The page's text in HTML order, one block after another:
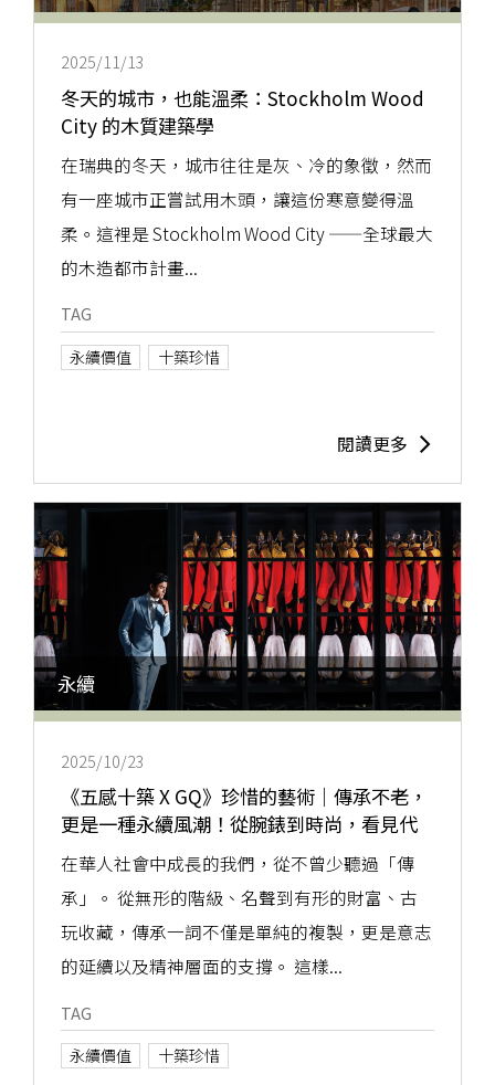
2025/11/13
冬天的城市，也能溫柔：Stockholm Wood
City 的木質建築學
在瑞典的冬天，城市往往是灰、冷的象徵，然而
有一座城市正嘗試用木頭，讓這份寒意變得溫
柔。這裡是 Stockholm Wood City ——全球最大
的木造都市計畫...
TAG
永續價值
十築珍惜
閱讀更多
永續
2025/10/23
《五感十築 X GQ》珍惜的藝術｜傳承不老，
更是一種永續風潮！從腕錶到時尚，看見代
代相傳的美好
在華人社會中成長的我們，從不曾少聽過「傳
承」。 從無形的階級、名聲到有形的財富、古
玩收藏，傳承一詞不僅是單純的複製，更是意志
的延續以及精神層面的支撐。 這樣...
TAG
永續價值
十築珍惜